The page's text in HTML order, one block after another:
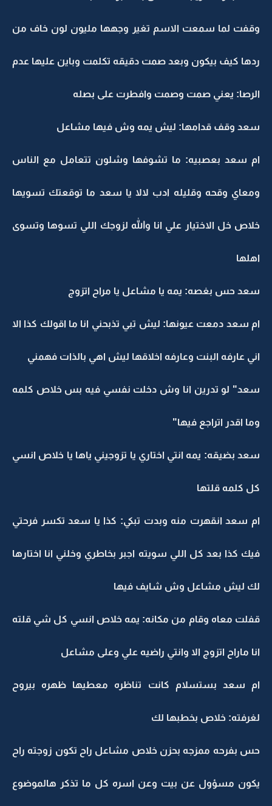
وقفت لما سمعت الاسم تغير وجهها مليون لون خاف من
ردها كيف بيكون وبعد صمت دقيقه تكلمت وباين عليها عدم
الرصا: يعني صمت وصمت وافطرت على بصله
سعد وقف قدامها: ليش يمه وش فيها مشاعل
ام سعد بعصبيه: ما تشوفها وشلون تتعامل مع الناس
ومعاي وقحه وقليله ادب لالا يا سعد ما توقعتك تسويها
خلاص خل الاختيار علي انا والله لزوجك اللي تسوها وتسوى
اهلها
سعد حس بغصه: يمه يا مشاعل يا مراح اتزوج
ام سعد دمعت عيونها: ليش تبي تذبحني انا ما اقولك كذا الا
اني عارفه البنت وعارفه اخلاقها ليش اهي بالذات فهمني
سعد" لو تدرين انا وش دخلت نفسي فيه بس خلاص كلمه
وما اقدر اتراجع فيها"
سعد بضيقه: يمه انتي اختاري يا تزوجيني ياها يا خلاص انسي
كل كلمه قلتها
ام سعد انقهرت منه وبدت تبكي: كذا يا سعد تكسر فرحتي
فيك كذا بعد كل اللي سويته اجبر بخاطري وخلني انا اختارها
لك ليش مشاعل وش شايف فيها
قفلت معاه وقام من مكانه: يمه خلاص انسي كل شي قلته
انا ماراح اتزوج الا وانتي راضيه علي وعلى مشاعل
ام سعد بستسلام كانت تناظره معطيها ظهره بيروح
لغرفته: خلاص بخطبها لك
حس بفرحه ممزجه بحزن خلاص مشاعل راح تكون زوجته راح
يكون مسؤول عن بيت وعن اسره كل ما تذكر هالموضوع